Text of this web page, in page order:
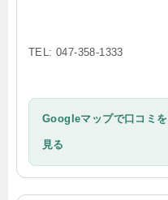
TEL: 047-358-1333
Googleマップで口コミを
見る